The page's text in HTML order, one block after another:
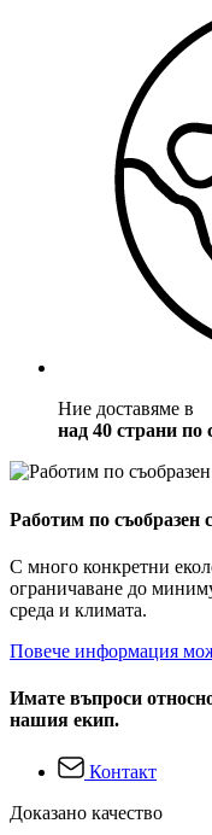
Ние доставяме в
над 40 страни по
Работим по съобразен
С много конкретни
ограничаване до
среда и климата.
Повече информация
Имате въпроси
нашия екип.
Контакт
Доказано качество